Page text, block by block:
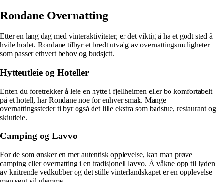
Rondane Overnatting
Etter en lang dag med vinteraktiviteter, er det viktig å ha et godt sted å
hvile hodet. Rondane tilbyr et bredt utvalg av overnattingsmuligheter
som passer ethvert behov og budsjett.
Hytteutleie og Hoteller
Enten du foretrekker å leie en hytte i fjellheimen eller bo komfortabelt
på et hotell, har Rondane noe for enhver smak. Mange
overnattingssteder tilbyr også det lille ekstra som badstue, restaurant og
skiutleie.
Camping og Lavvo
For de som ønsker en mer autentisk opplevelse, kan man prøve
camping eller overnatting i en tradisjonell lavvo. Å våkne opp til lyden
av knitrende vedkubber og det stille vinterlandskapet er en opplevelse